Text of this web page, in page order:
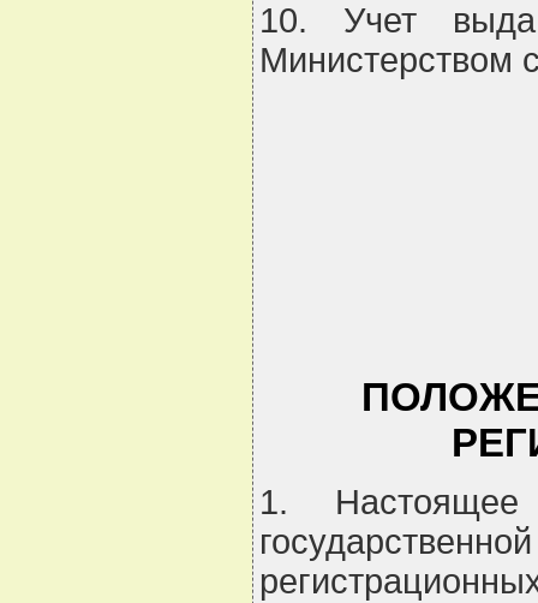
10. Учет
Министерством
1. Настоящее